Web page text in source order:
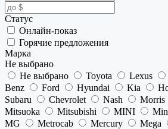
Статус
Онлайн-показ
Горячие предложения
Марка
Не выбрано
Не выбрано
Toyota Lexus
Benz
Ford Hyundai Kia
Subaru
Chevrolet Nash Morris
Mitsuoka
Mitsubishi MINI
MG
Metrocab Mercury Mega